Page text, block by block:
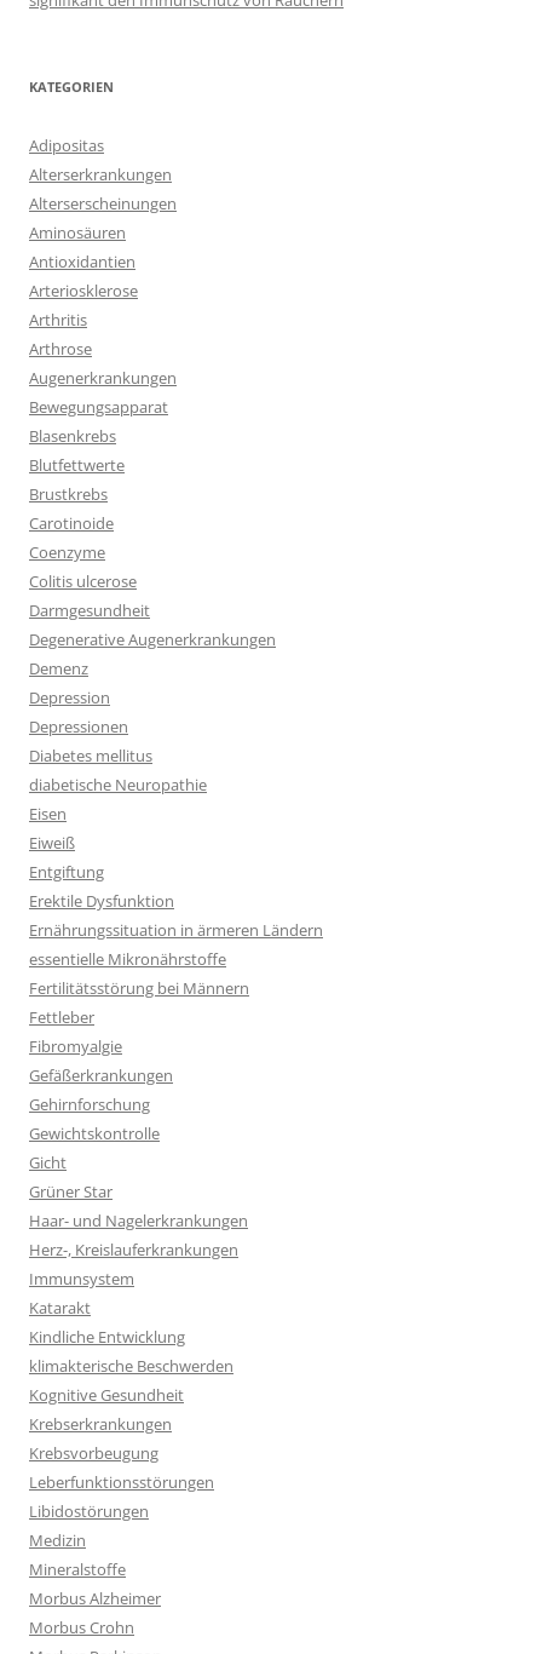
KATEGORIEN
Adipositas
Alterserkrankungen
Alterserscheinungen
Aminosäuren
Antioxidantien
Arteriosklerose
Arthritis
Arthrose
Augenerkrankungen
Bewegungsapparat
Blasenkrebs
Blutfettwerte
Brustkrebs
Carotinoide
Coenzyme
Colitis ulcerose
Darmgesundheit
Degenerative Augenerkrankungen
Demenz
Depression
Depressionen
Diabetes mellitus
diabetische Neuropathie
Eisen
Eiweiß
Entgiftung
Erektile Dysfunktion
Ernährungssituation in ärmeren Ländern
essentielle Mikronährstoffe
Fertilitätsstörung bei Männern
Fettleber
Fibromyalgie
Gefäßerkrankungen
Gehirnforschung
Gewichtskontrolle
Gicht
Grüner Star
Haar- und Nagelerkrankungen
Herz-, Kreislauferkrankungen
Immunsystem
Katarakt
Kindliche Entwicklung
klimakterische Beschwerden
Kognitive Gesundheit
Krebserkrankungen
Krebsvorbeugung
Leberfunktionsstörungen
Libidostörungen
Medizin
Mineralstoffe
Morbus Alzheimer
Morbus Crohn